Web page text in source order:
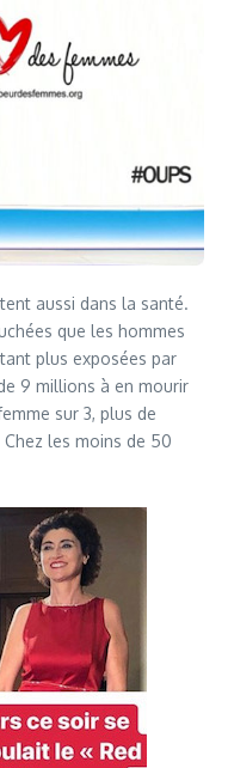
aussi dans la santé.
que les hommes
plus exposées par
9 millions à en mourir
sur 3, plus de
les moins de 50